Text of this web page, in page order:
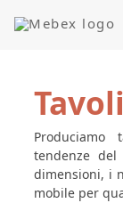
tendenze
dimensioni, i
mobile per